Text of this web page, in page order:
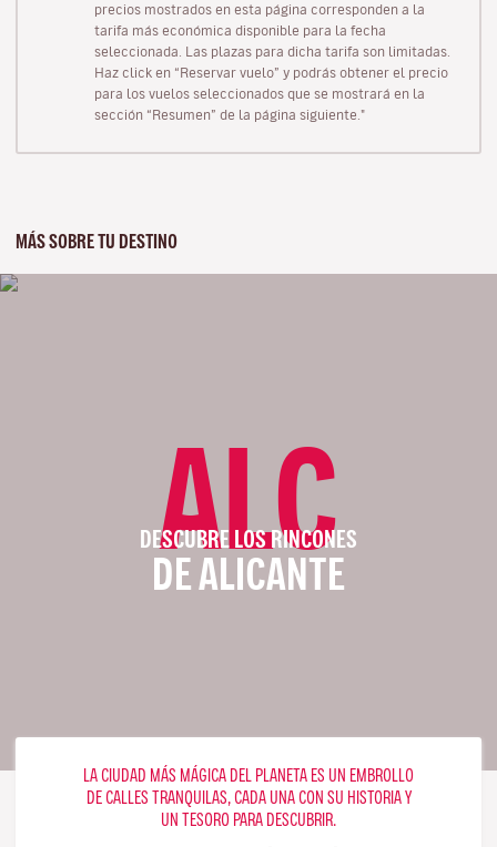
precios mostrados en esta página corresponden a la
tarifa más económica disponible para la fecha
seleccionada. Las plazas para dicha tarifa son limitadas.
Haz click en “Reservar vuelo” y podrás obtener el precio
para los vuelos seleccionados que se mostrará en la
sección “Resumen” de la página siguiente."
MÁS SOBRE TU DESTINO
ALC
DESCUBRE LOS RINCONES
DE ALICANTE
LA CIUDAD MÁS MÁGICA DEL PLANETA ES UN EMBROLLO
DE CALLES TRANQUILAS, CADA UNA CON SU HISTORIA Y
UN TESORO PARA DESCUBRIR.